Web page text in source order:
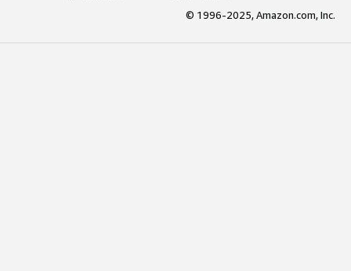
© 1996-2025, Amazon.com, Inc.